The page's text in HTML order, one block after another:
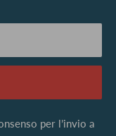
per l’invio a